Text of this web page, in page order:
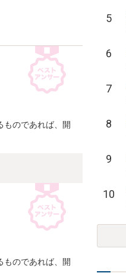
のであれば、開
ものであれば、開
5
6
7
8
9
10